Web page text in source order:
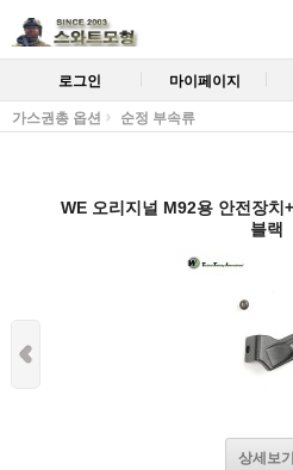
로그인 마이페이지
가스권총 옵션 순정 부속류
WE 오리지널 M92용 안전장치
블랙
상세보기